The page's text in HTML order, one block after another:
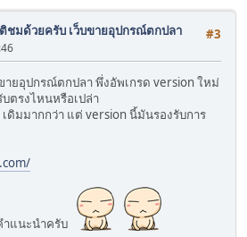
#3
ชมด้วยครับ เว็บขายอุปกรณ์ตกปลา
ยอุปกรณ์ตกปลา พึ่งอัพเกรด version ใหม่
ตรงไหนหรือเปล่า
ดิมมากกว่า แต่ version นี้มันรองรับการ
แนะนำครับ